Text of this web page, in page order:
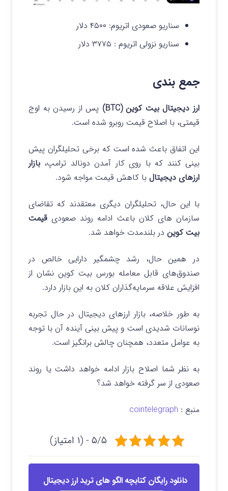
سناریو صعودی اتریوم: ۴۵۰۰ دلار
سناریو نزولی اتریوم : ۳۷۷۵ دلار
جمع بندی
ارز دیجیتال بیت کوین (BTC)
پس از رسیدن به اوج
قیمتی، با اصلاح قیمت روبرو شده است.
این اتفاق باعث شده است که برخی تحلیلگران پیش
بینی کنند که با روی کار آمدن دونالد ترامپ، بازار
ارزهای دیجیتال با کاهش قیمت مواجه شود.
با این حال، تحلیلگران دیگری معتقدند که تقاضای
سازمان های کلان باعث ادامه روند صعودی قیمت
بیت کوین در بلندمدت خواهد شد.
در همین حال، رشد چشمگیر دارایی خالص در
صندوق‌های قابل معامله بورس بیت کوین نشان از
افزایش علاقه سرمایه‌گذاران کلان به این بازار دارد.
به طور خلاصه، بازار ارزهای دیجیتال در حال تجربه
نوسانات شدیدی است و پیش‌ بینی آینده آن با توجه
به عوامل متعدد، همچنان چالش‌ برانگیز است.
به نظر شما اصلاح بازار ادامه خواهد داشت یا روند
صعودی از سر گرفته خواهد شد؟
منبع : cointelegraph
۵/۵ - (۱ امتیاز)
دانلود رایگان کتابچه الگو های ترید ارز دیجیتال